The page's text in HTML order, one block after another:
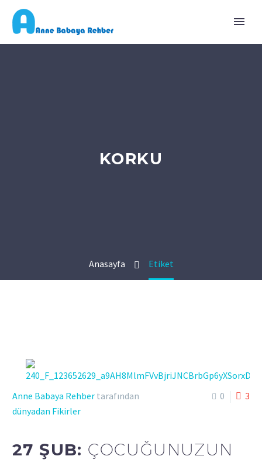
KORKU
Anasayfa Etiket
0 3
Anne Babaya Rehber tarafından
dünyadan Fikirler
27 ŞUB: ÇOCUĞUNUZUN